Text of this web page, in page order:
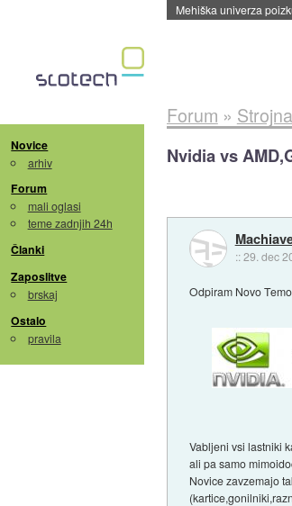
Mehiška univerza
Novice
arhiv
Forum
mali oglasi
teme zadnjih 24h
Članki
Zaposlitve
brskaj
Ostalo
pravila
Forum »
Nvidia vs
::29. dec
Odpiram Novo
Vabljeni vsi lastniki
ali pa samo
Novice zavzemajo